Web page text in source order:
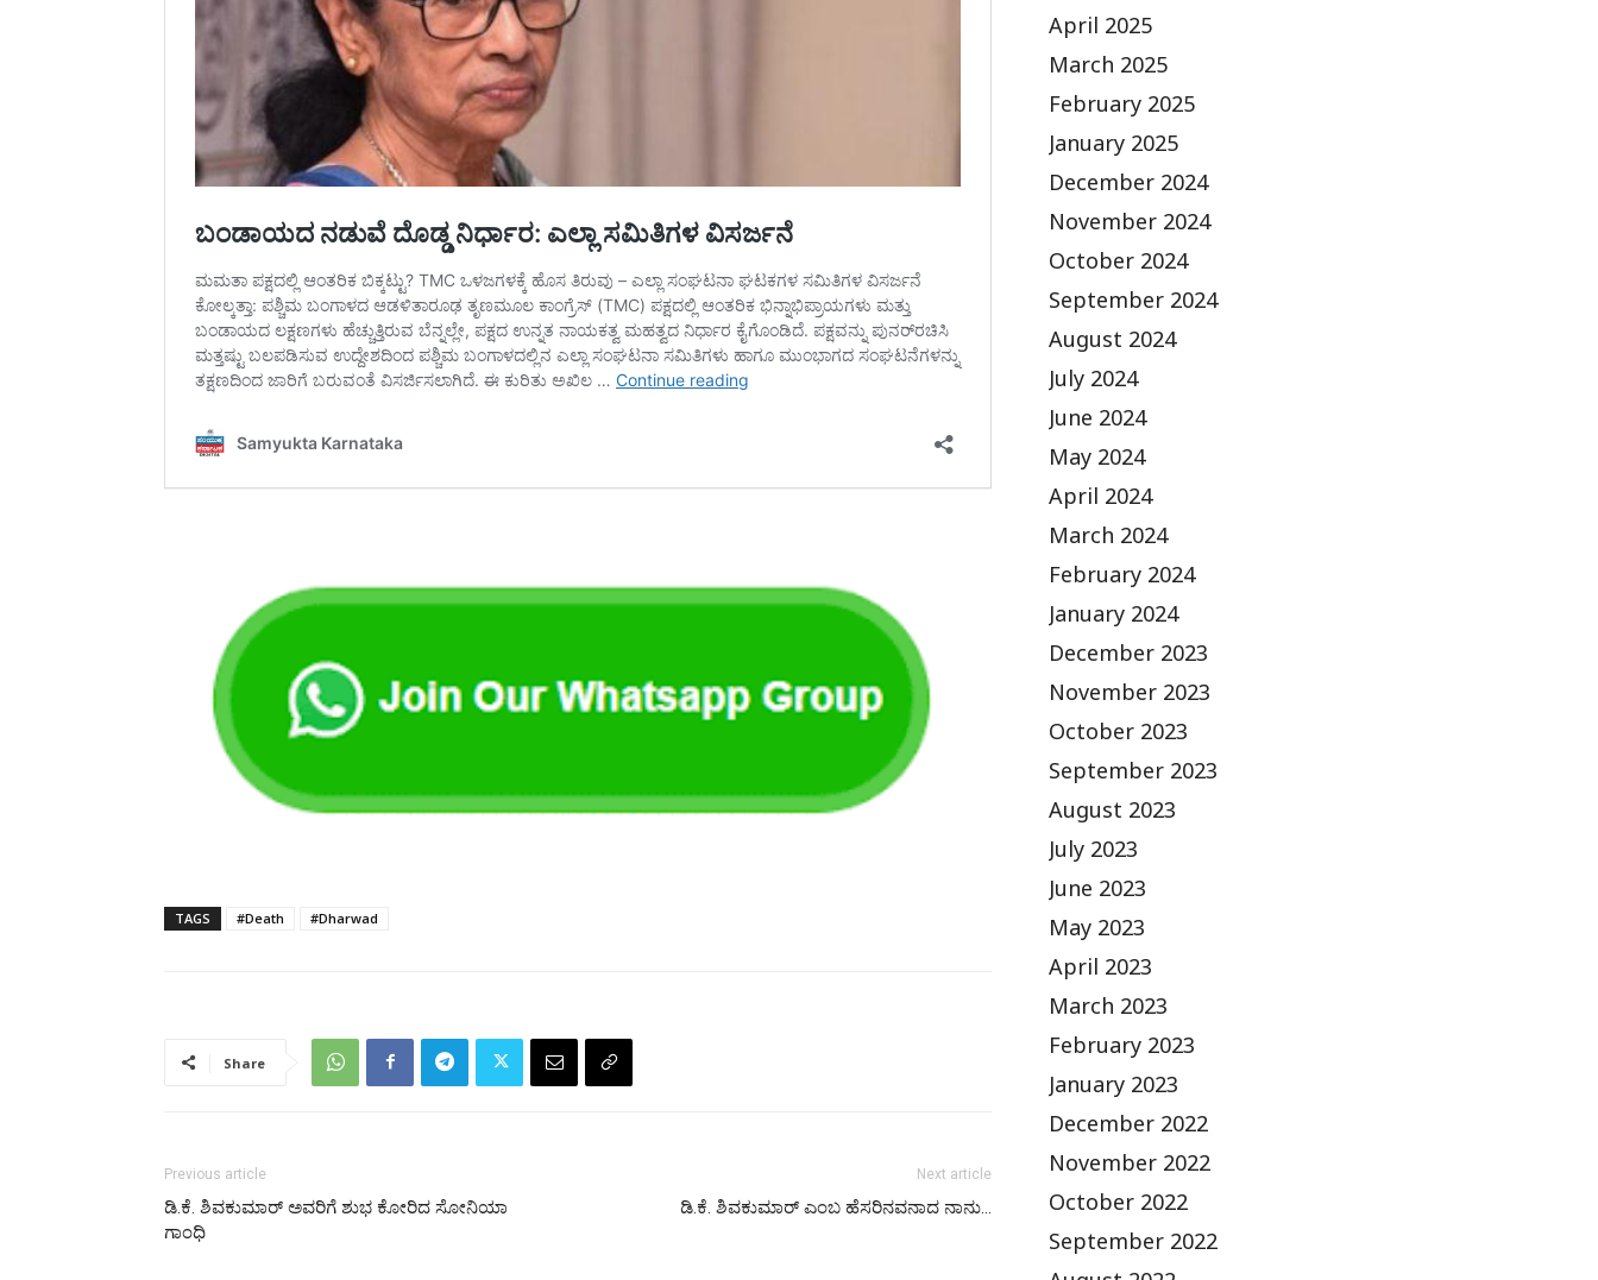
TAGS #Death #Dharwad
Share
Previous article
ಡಿ.ಕೆ. ಶಿವಕುಮಾರ್‌ ಅವರಿಗೆ ಶುಭ ಕೋರಿದ ಸೋನಿಯಾ
ಗಾಂಧಿ
Next article
ಡಿ.ಕೆ. ಶಿವಕುಮಾರ್‌ ಎಂಬ ಹೆಸರಿನವನಾದ ನಾನು…
April 2025
March 2025
February 2025
January 2025
December 2024
November 2024
October 2024
September 2024
August 2024
July 2024
June 2024
May 2024
April 2024
March 2024
February 2024
January 2024
December 2023
November 2023
October 2023
September 2023
August 2023
July 2023
June 2023
May 2023
April 2023
March 2023
February 2023
January 2023
December 2022
November 2022
October 2022
September 2022